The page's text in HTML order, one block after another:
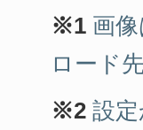
※1 画
ロード
※2 設